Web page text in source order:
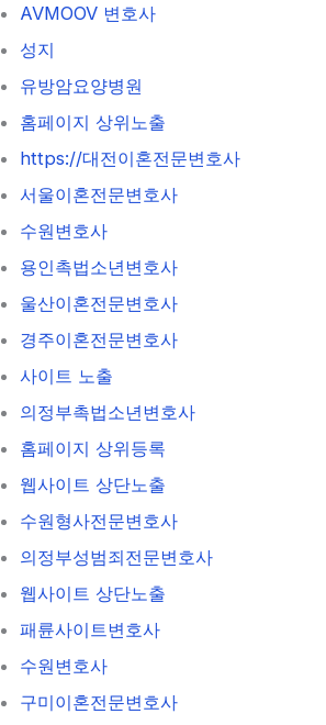
AVMOOV 변호사
성지
유방암요양병원
홈페이지 상위노출
https://대전이혼전문변호사
서울이혼전문변호사
수원변호사
용인촉법소년변호사
울산이혼전문변호사
경주이혼전문변호사
사이트 노출
의정부촉법소년변호사
홈페이지 상위등록
웹사이트 상단노출
수원형사전문변호사
의정부성범죄전문변호사
웹사이트 상단노출
패륜사이트변호사
수원변호사
구미이혼전문변호사